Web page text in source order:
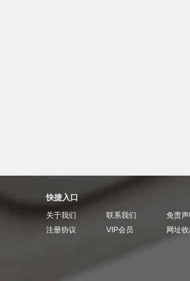
快捷入口
关于我们 联系我们
免责声
注册协议
VIP会员 网址